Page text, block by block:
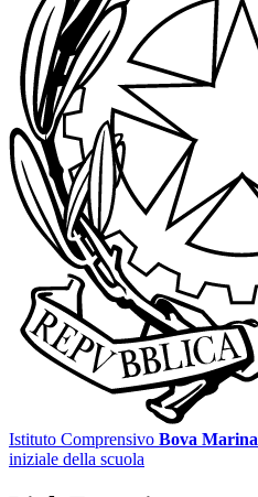
Istituto Comprensivo Bova Marina
iniziale della scuola